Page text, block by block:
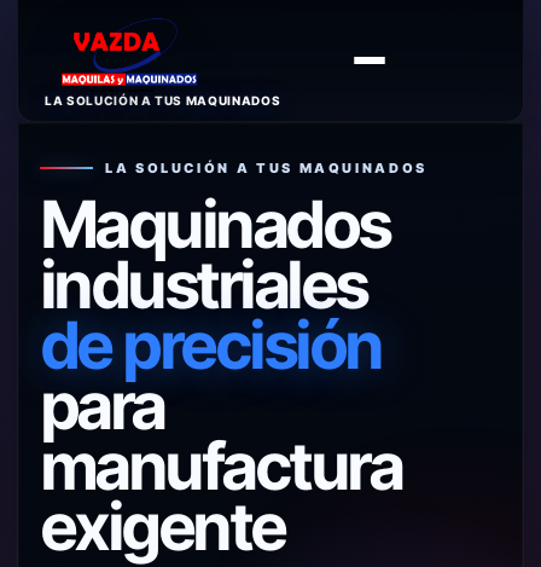
LA SOLUCIÓN A TUS MAQUINADOS
LA SOLUCIÓN A TUS MAQUINADOS
Maquinados
industriales
de precisión
para
manufactura
exigente